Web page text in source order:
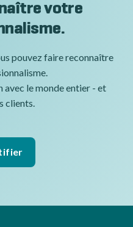
votre
pouvez faire reconnaître
le monde entier - et
clients.